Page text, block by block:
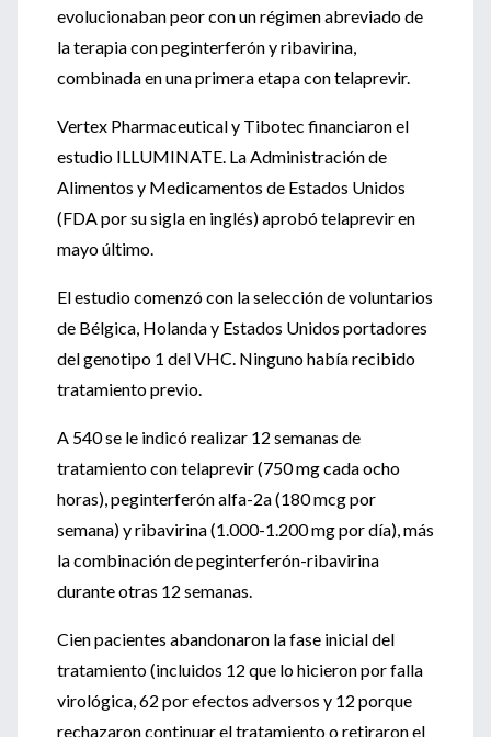
evolucionaban peor con un régimen abreviado de
la terapia con peginterferón y ribavirina,
combinada en una primera etapa con telaprevir.
Vertex Pharmaceutical y Tibotec financiaron el
estudio ILLUMINATE. La Administración de
Alimentos y Medicamentos de Estados Unidos
(FDA por su sigla en inglés) aprobó telaprevir en
mayo último.
El estudio comenzó con la selección de voluntarios
de Bélgica, Holanda y Estados Unidos portadores
del genotipo 1 del VHC. Ninguno había recibido
tratamiento previo.
A 540 se le indicó realizar 12 semanas de
tratamiento con telaprevir (750 mg cada ocho
horas), peginterferón alfa-2a (180 mcg por
semana) y ribavirina (1.000-1.200 mg por día), más
la combinación de peginterferón-ribavirina
durante otras 12 semanas.
Cien pacientes abandonaron la fase inicial del
tratamiento (incluidos 12 que lo hicieron por falla
virológica, 62 por efectos adversos y 12 porque
rechazaron continuar el tratamiento o retiraron el